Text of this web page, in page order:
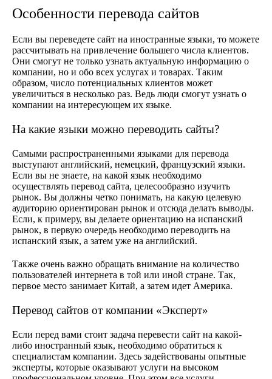
Особенности перевода сайтов
Если вы переведете сайт на иностранные языки, то можете
рассчитывать на привлечение большего числа клиентов.
Они смогут не только узнать актуальную информацию о
компании, но и обо всех услугах и товарах. Таким
образом, число потенциальных клиентов может
увеличиться в несколько раз. Ведь люди смогут узнать о
компании на интересующем их языке.
На какие языки можно переводить сайты?
Самыми распространенными языками для перевода
выступают английский, немецкий, французский языки.
Если вы не знаете, на какой язык необходимо
осуществлять перевод сайта, целесообразно изучить
рынок. Вы должны четко понимать, на какую целевую
аудиторию ориентирован рынок и отсюда делать выводы.
Если, к примеру, вы делаете ориентацию на испанский
рынок, в первую очередь необходимо переводить на
испанский язык, а затем уже на английский.
Также очень важно обращать внимание на количество
пользователей интернета в той или иной стране. Так,
первое место занимает Китай, а затем идет Америка.
Перевод сайтов от компании «Эксперт»
Если перед вами стоит задача перевести сайт на какой-
либо иностранный язык, необходимо обратиться к
специалистам компании. Здесь задействованы опытные
эксперты, которые оказывают услуги на высоком